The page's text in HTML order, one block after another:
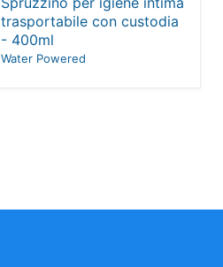
trasportabile con custodia
- 400ml
Water Powered